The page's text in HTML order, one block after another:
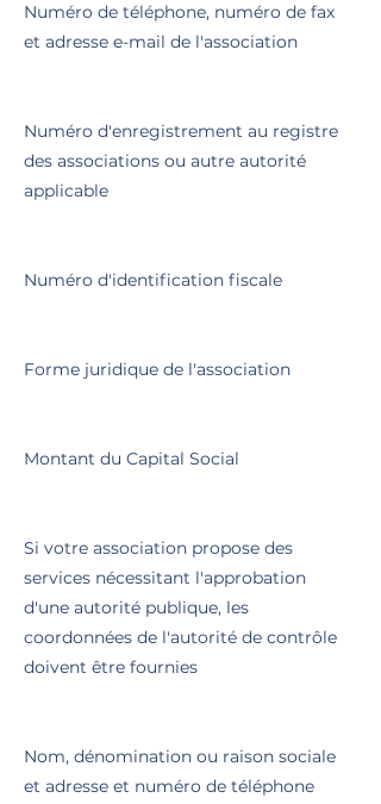
Numéro de téléphone, numéro de fax
et adresse e-mail de l'association
Numéro d'enregistrement au registre
des associations ou autre autorité
applicable
Numéro d'identification fiscale
Forme juridique de l'association
Montant du Capital Social
Si votre association propose des
services nécessitant l'approbation
d'une autorité publique, les
coordonnées de l'autorité de contrôle
doivent être fournies
Nom, dénomination ou raison sociale
et adresse et numéro de téléphone